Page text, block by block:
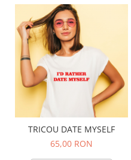
TRICOU DATE MYSELF
65,00 RON